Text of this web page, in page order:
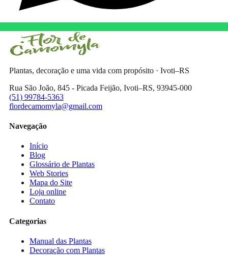
Plantas, decoração e uma vida com propósito · Ivoti–RS
Rua São João, 845 - Picada Feijão, Ivoti–RS, 93945-000
(51) 99784-5363
flordecamomyla@gmail.com
Navegação
Início
Blog
Glossário de Plantas
Web Stories
Mapa do Site
Loja online
Contato
Categorias
Manual das Plantas
Decoração com Plantas